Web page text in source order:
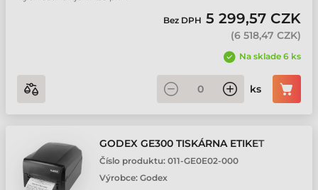
Bez DPH 5 299,57 CZK
(6 518,47 CZK)
Na sklade 6 ks
ks
GODEX GE300 TISKÁRNA ETIKET
Číslo produktu: 011-GE0E02-000
Výrobce: Godex